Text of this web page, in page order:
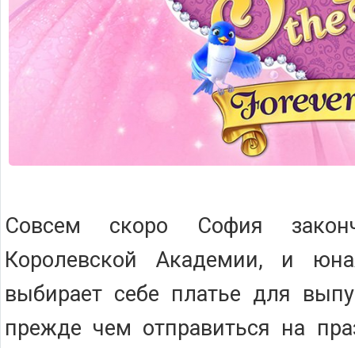
Совсем скоро София
Королевской Академии, и
выбирает себе платье для
прежде чем отправиться на